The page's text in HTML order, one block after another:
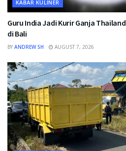
KABAR KULINER
Guru India Jadi Kurir Ganja
di Bali
BY ANDREW SH AUGUST 7, 2026